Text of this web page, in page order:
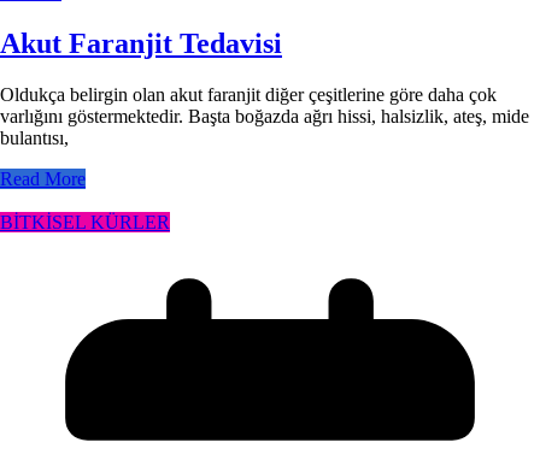
Akut Faranjit Tedavisi
Oldukça belirgin olan akut faranjit diğer çeşitlerine göre daha çok
varlığını göstermektedir. Başta boğazda ağrı hissi, halsizlik, ateş, mide
bulantısı,
Read More
BİTKİSEL KÜRLER